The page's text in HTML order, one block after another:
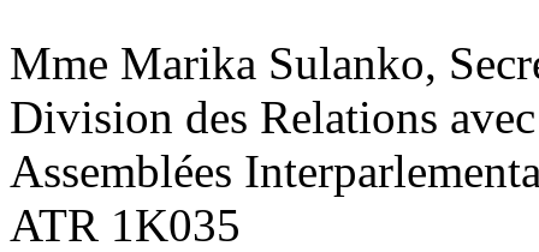
Mme Marika Sulanko,
Division des Relations
Assemblées
ATR 1K035